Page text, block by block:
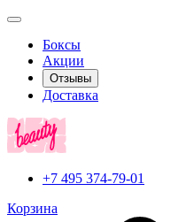
Боксы
Акции
Отзывы
Доставка
+7 495 374-79-01
Корзина